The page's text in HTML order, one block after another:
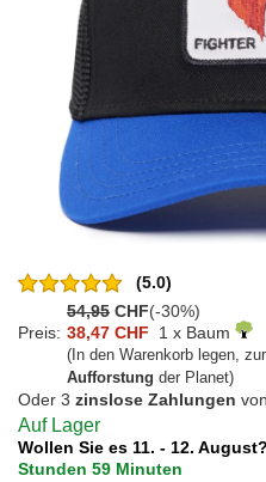
(5.0)
54,95 CHF(-30%)
Preis: 38,47 CHF 1 x Baum
(In den Warenkorb legen,
Aufforstung der Planet)
Oder 3 zinslose Zahlungen von
Auf Lager
Wollen Sie es 11. - 12. August?
Stunden 59 Minuten